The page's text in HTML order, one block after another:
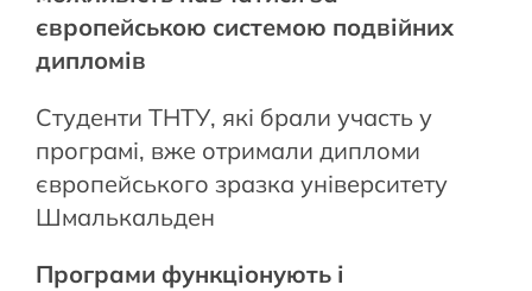
європейською системою подвійних
дипломів
Студенти ТНТУ, які брали участь у
програмі, вже отримали дипломи
європейського зразка університету
Шмалькальден
Програми функціонують і